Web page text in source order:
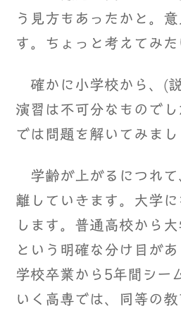
う見方もあったかと。意
す。ちょっと考えてみた
確かに小学校から、(
演習は不可分なもので
では問題を解いてみまし
学齢が上がるにつれて
離していきます。大学
します。普通高校から
という明確な分け目が
学校卒業から5年間シー
いく高専では、同等の